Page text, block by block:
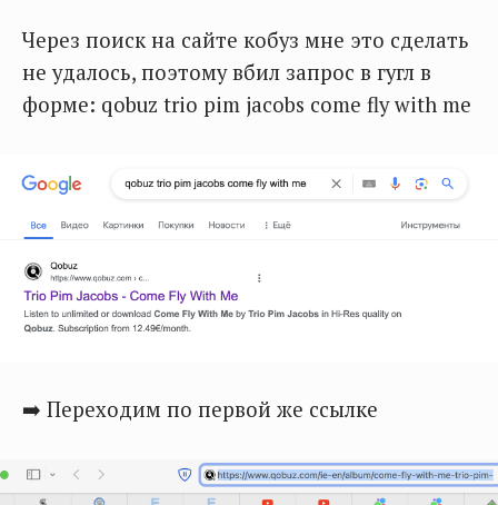
Через поиск на сайте кобуз мне это сделать
не удалось, поэтому вбил запрос в гугл в
форме: qobuz trio pim jacobs come fly with me
➡️ Переходим по первой же ссылке